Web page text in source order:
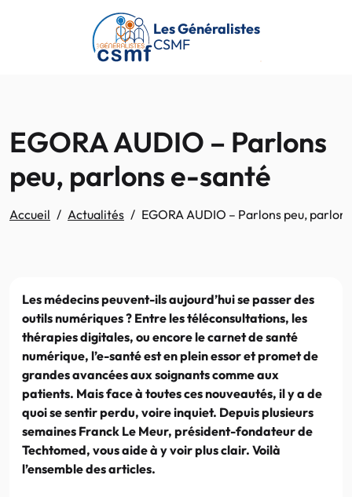
Passer au contenu principal
Les Généralistes
CSMF
EGORA AUDIO – Parlons
peu, parlons e-santé
Accueil Actualités EGORA AUDIO – Parlons peu,
Les médecins peuvent-ils aujourd’hui se passer des
outils numériques ? Entre les téléconsultations, les
thérapies digitales, ou encore le carnet de santé
numérique, l’e-santé est en plein essor et promet de
grandes avancées aux soignants comme aux
patients. Mais face à toutes ces nouveautés, il y a de
quoi se sentir perdu, voire inquiet. Depuis plusieurs
semaines Franck Le Meur, président-fondateur de
Techtomed, vous aide à y voir plus clair. Voilà
l’ensemble des articles.